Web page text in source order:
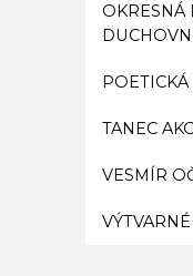
OKRESNÁ
TANEC
VESMÍR